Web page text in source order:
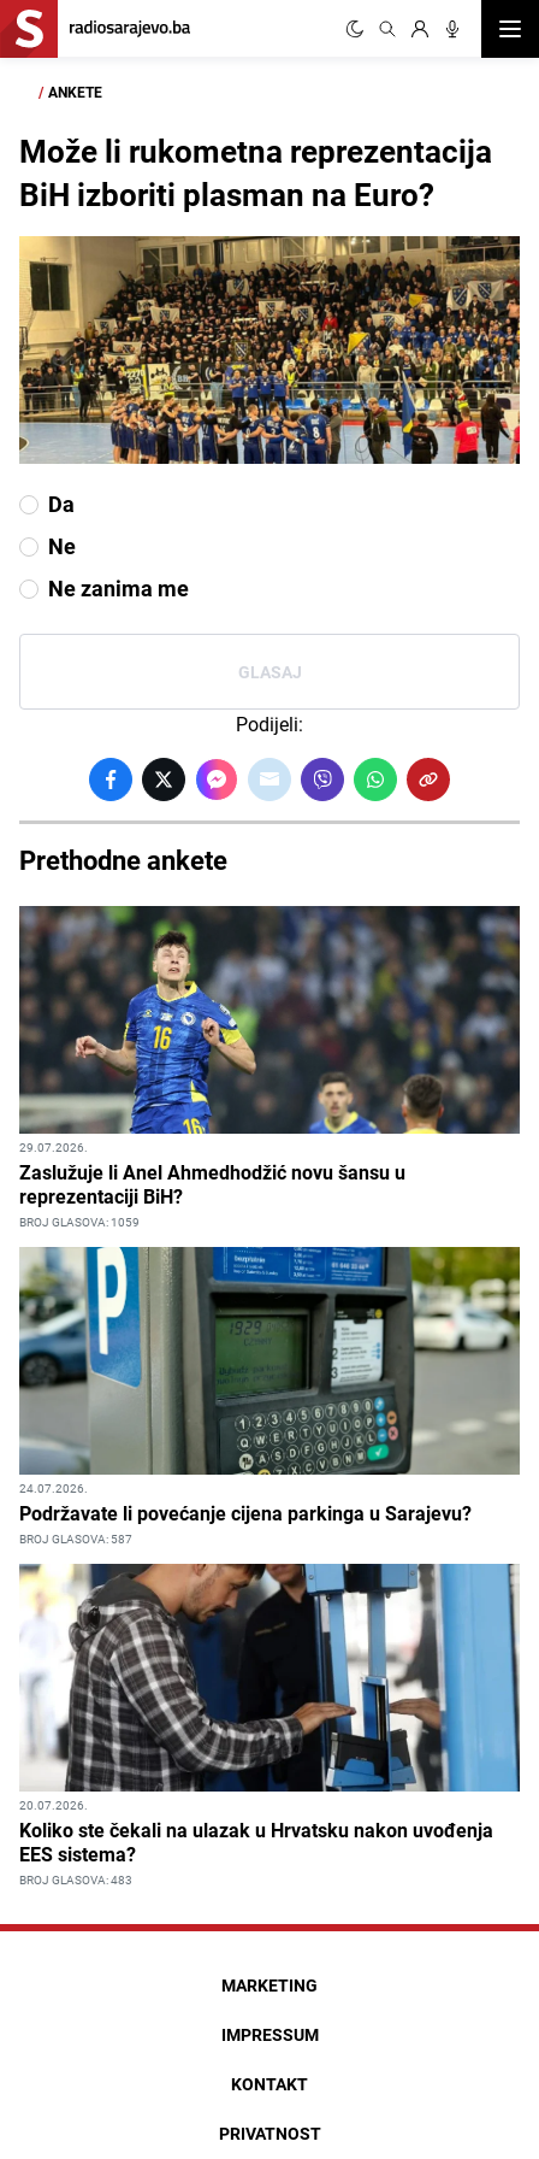
/ ANKETE
Može li rukometna reprezentacija
BiH izboriti plasman na Euro?
Da
Ne
Ne zanima me
GLASAJ
Podijeli:
Prethodne ankete
29.07.2026.
Zaslužuje li Anel Ahmedhodžić novu šansu u
reprezentaciji BiH?
BROJ GLASOVA: 1059
24.07.2026.
Podržavate li povećanje cijena parkinga u Sarajevu?
BROJ GLASOVA: 587
20.07.2026.
Koliko ste čekali na ulazak u Hrvatsku nakon uvođenja
EES sistema?
BROJ GLASOVA: 483
MARKETING
IMPRESSUM
KONTAKT
PRIVATNOST